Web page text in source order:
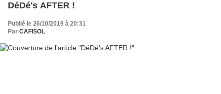
DéDé's AFTER !
Publié le 26/10/2019 à 20:31
Par CAFISOL